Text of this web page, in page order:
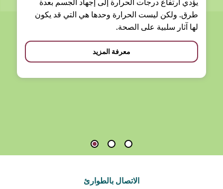
يؤدي ارتفاع درجات الحرارة إلى إجهاد الجسم بعدة
طرق. ولكن ليست الحرارة وحدها هي التي قد يكون
لها آثار سلبية على الصحة.
معرفة المزيد
الاتصال بالطوارئ